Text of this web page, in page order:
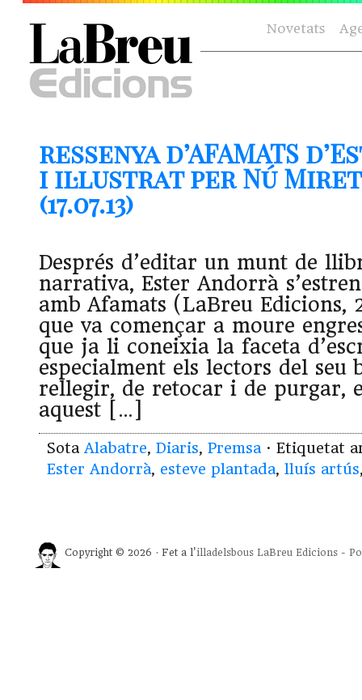
Novetats
ressenya d’AFAMATS
i il·lustrat per Nú
(17.07.13)
Després d’editar un munt de
narrativa, Ester Andorrà
amb Afamats (LaBreu Edicions,
que va començar a moure
que ja li coneixia la faceta
especialment els lectors del seu
rellegir, de retocar i de purgar,
aquest […]
Sota Alabatre, Diaris, Premsa · Etiquetat
Ester Andorrà, esteve plantada, lluís artús
Copyright © 2026 · Fet a l'illadelsbous LaBreu Edicions -